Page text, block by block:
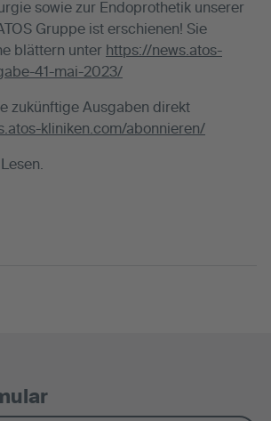
sowie zur Endoprothetik unserer
Gruppe ist erschienen! Sie
blättern unter https://news.atos-
41-mai-2023/
zukünftige Ausgaben direkt
kliniken.com/abonnieren/